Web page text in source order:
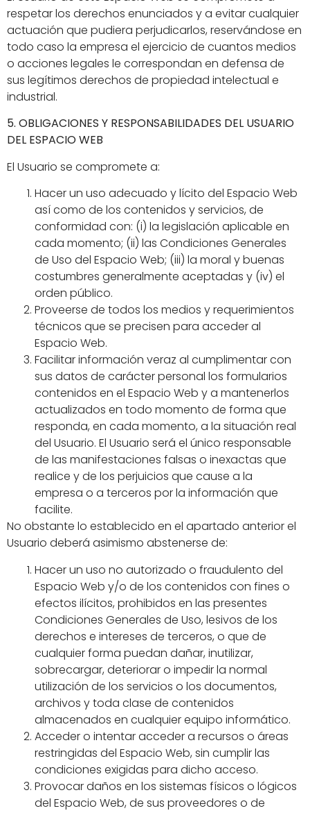
respetar los derechos enunciados y a evitar cualquier
actuación que pudiera perjudicarlos, reservándose en
todo caso la empresa el ejercicio de cuantos medios
o acciones legales le correspondan en defensa de
sus legítimos derechos de propiedad intelectual e
industrial.
5. OBLIGACIONES Y RESPONSABILIDADES DEL USUARIO
DEL ESPACIO WEB
El Usuario se compromete a:
Hacer un uso adecuado y lícito del Espacio Web
así como de los contenidos y servicios, de
conformidad con: (i) la legislación aplicable en
cada momento; (ii) las Condiciones Generales
de Uso del Espacio Web; (iii) la moral y buenas
costumbres generalmente aceptadas y (iv) el
orden público.
Proveerse de todos los medios y requerimientos
técnicos que se precisen para acceder al
Espacio Web.
Facilitar información veraz al cumplimentar con
sus datos de carácter personal los formularios
contenidos en el Espacio Web y a mantenerlos
actualizados en todo momento de forma que
responda, en cada momento, a la situación real
del Usuario. El Usuario será el único responsable
de las manifestaciones falsas o inexactas que
realice y de los perjuicios que cause a la
empresa o a terceros por la información que
facilite.
No obstante lo establecido en el apartado anterior el
Usuario deberá asimismo abstenerse de:
Hacer un uso no autorizado o fraudulento del
Espacio Web y/o de los contenidos con fines o
efectos ilícitos, prohibidos en las presentes
Condiciones Generales de Uso, lesivos de los
derechos e intereses de terceros, o que de
cualquier forma puedan dañar, inutilizar,
sobrecargar, deteriorar o impedir la normal
utilización de los servicios o los documentos,
archivos y toda clase de contenidos
almacenados en cualquier equipo informático.
Acceder o intentar acceder a recursos o áreas
restringidas del Espacio Web, sin cumplir las
condiciones exigidas para dicho acceso.
Provocar daños en los sistemas físicos o lógicos
del Espacio Web, de sus proveedores o de